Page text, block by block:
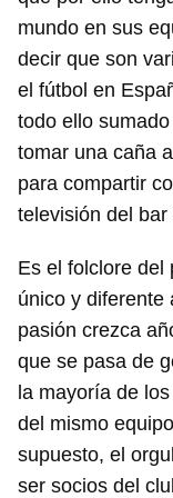
mundo en sus
decir que son
el fútbol en
todo ello
tomar una caña
para compartir
televisión del
Es el folclore del
único y diferente
pasión crezca
que se pasa de
la mayoría de
del mismo
supuesto, el
ser socios del